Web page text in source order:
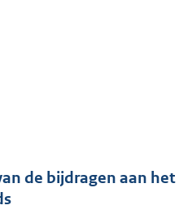
de bijdragen aan het